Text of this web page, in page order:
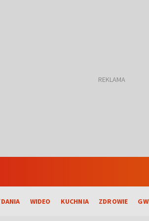
WIDEO KUCHNIA ZDROWIE